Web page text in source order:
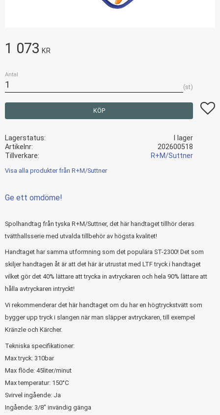
1 073 KR
Antal
st
KÖP
Lagerstatus
I lager
Artikelnr
202600518
Tillverkare
R+M/Suttner
Visa alla produkter från R+M/Suttner
Ge ett omdöme!
Spolhandtag från tyska R+M/Suttner, det här handtaget tillhör deras
tvätthallsserie med utvalda tillbehör av högsta kvalitet!
Handtaget har samma utformning som det populära ST-2300! Det som
skiljer handtagen åt är att det här är utrustat med LTF tryck i handtaget
vilket gör det 40% lättare att trycka in avtryckaren och hela 90% lättare att
hålla avtryckaren intryckt!
Vi rekommenderar det här handtaget om du har en högtryckstvätt som
bygger upp tryck i slangen när man släpper avtryckaren, till exempel
Kränzle och Kärcher.
Tekniska specifikationer:
Max tryck: 310bar
Max flöde: 45liter/minut
Max temperatur: 150°C
Svirvel ingående: Ja
Ingående: 3/8" invändig gänga